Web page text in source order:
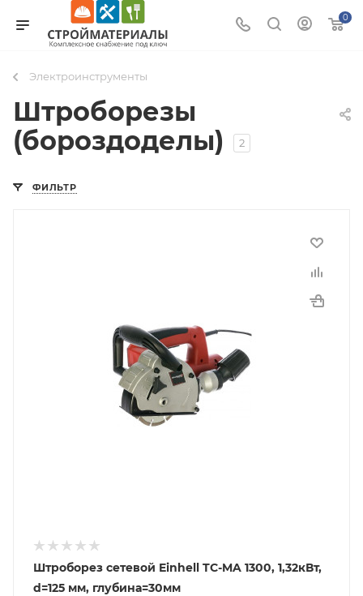
0
Электроинструменты
Штроборезы
(бороздоделы)
2
ФИЛЬТР
Штроборез сетевой Einhell TC-MA 1300, 1,32кВт,
d=125 мм, глубина=30мм